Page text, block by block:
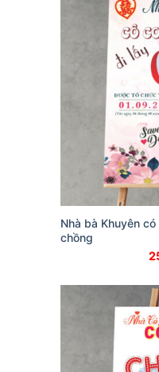
Nhà bà Khuyên
chồng